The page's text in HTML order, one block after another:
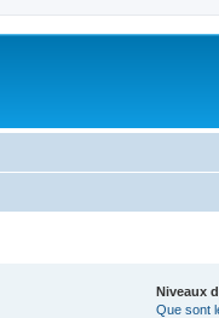
Niveaux
Que sont